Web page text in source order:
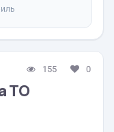
155 0
ТО